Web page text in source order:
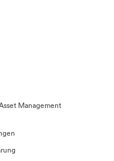
Management